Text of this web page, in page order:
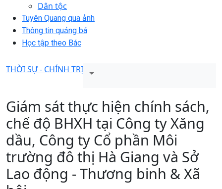
Dân tộc
Tuyên Quang qua ảnh
Thông tin quảng bá
Học tập theo Bác
THỜI SỰ - CHÍNH TRỊ
Giám sát thực hiện chính sách,
chế độ BHXH tại Công ty Xăng
dầu, Công ty Cổ phần Môi
trường đô thị Hà Giang và Sở
Lao động - Thương binh & Xã